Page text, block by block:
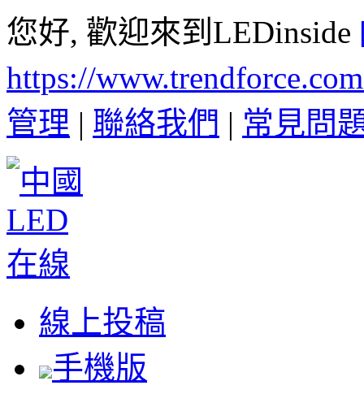
您好, 歡迎來到LEDinside
https://
管理 | 聯絡我們 | 常見問
線上投稿
手機版